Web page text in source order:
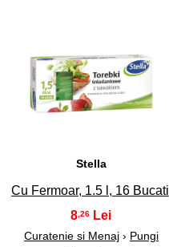
5
Stella
Cu Fermoar, 1.5 l, 16 Bucati
8 ,26
Curatenie si Menaj› Pungi